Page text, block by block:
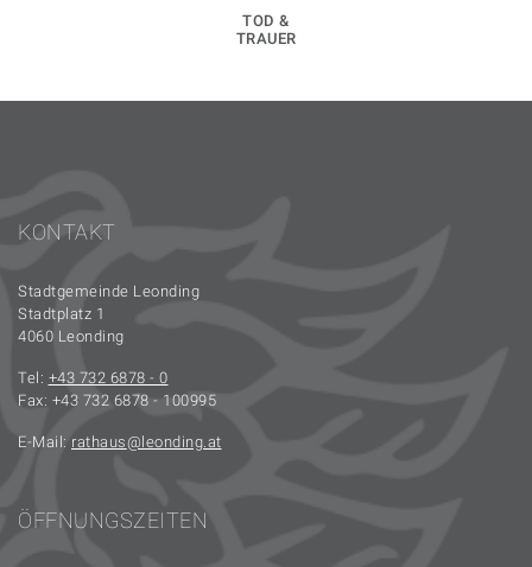
TOD &
TRAUER
KONTAKT
Stadtgemeinde Leonding
Stadtplatz 1
4060 Leonding
Tel: +43 732 6878 - 0
Fax: +43 732 6878 - 100995
E-Mail: rathaus leonding.at
ÖFFNUNGSZEITEN